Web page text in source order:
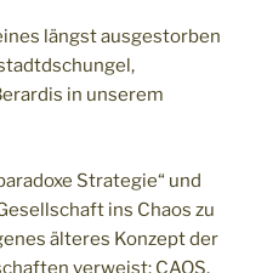
längst ausgestorben
in unserem
Strategie“ und
ins Chaos zu
älteres Konzept der
verweist: CAOS,